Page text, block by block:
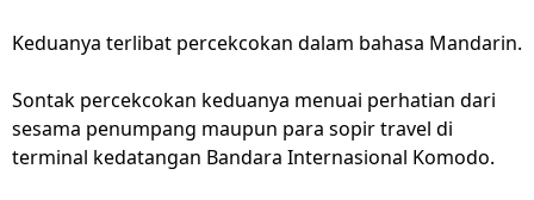
Keduanya terlibat percekcokan dalam bahasa Mandarin.
Sontak percekcokan keduanya menuai perhatian dari
sesama penumpang maupun para sopir travel di
terminal kedatangan Bandara Internasional Komodo.